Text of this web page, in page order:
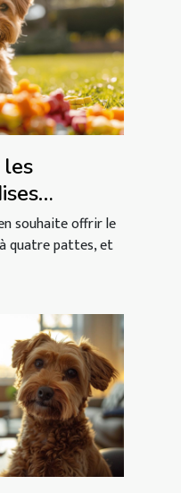
les
chien
souhaite offrir le
quatre pattes, et